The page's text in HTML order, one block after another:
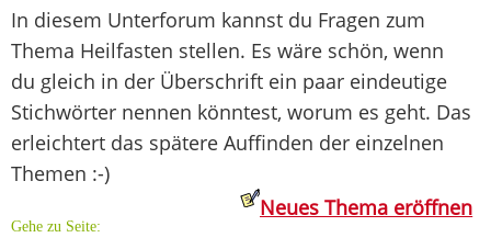
In diesem Unterforum kannst du Fragen zum
Thema Heilfasten stellen. Es wäre schön, wenn
du gleich in der Überschrift ein paar eindeutige
Stichwörter nennen könntest, worum es geht. Das
erleichtert das spätere Auffinden der einzelnen
Themen :-)
Neues Thema eröffnen
Gehe zu Seite: